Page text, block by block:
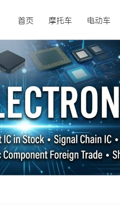
首页 摩托车 电动车